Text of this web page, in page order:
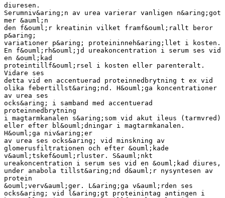
diuresen.
Serumniv&aring;n av urea varierar vanligen n&aring;got
mer &auml;n
den f&ouml;r kreatinin vilket framf&ouml;rallt beror
p&aring;
variationer p&aring; proteininneh&aring;llet i kosten.
En f&ouml;rh&ouml;jd ureakoncentration i serum ses vid
en &ouml;kad
proteintillf&ouml;rsel i kosten eller parenteralt.
Vidare ses
detta vid en accentuerad proteinnedbrytning t ex vid
olika febertillst&aring;nd. H&ouml;ga koncentrationer
av urea ses
ocks&aring; i samband med accentuerad
proteinnedbrytning
i magtarmkanalen s&aring;som vid akut ileus (tarmvred)
eller efter bl&ouml;dningar i magtarmkanalen.
H&ouml;ga niv&aring;er
av urea ses ocks&aring; vid minskning av
glomerusfiltrationen och efter &ouml;kade
v&auml;tskef&ouml;rluster. S&auml;nkt
ureakoncentration i serum ses vid en &ouml;kad diures,
under anabola tillst&aring;nd d&auml;r nysyntesen av
protein
&ouml;verv&auml;ger. L&aring;ga v&auml;rden ses
ocks&aring; vid l&aring;gt proteinintag antingen i